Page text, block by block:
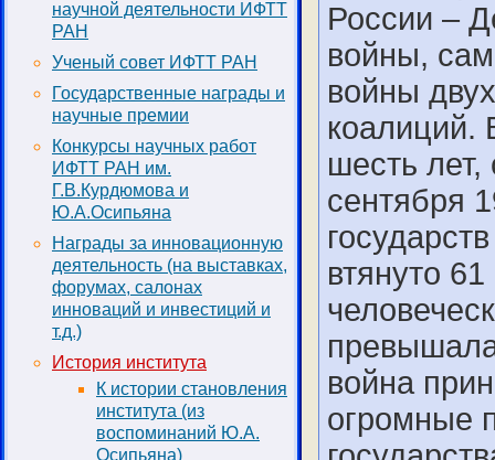
научной деятельности ИФТТ
РАН
Ученый совет ИФТТ РАН
Государственные награды и
научные премии
Конкурсы научных работ
ИФТТ РАН им.
Г.В.Курдюмова и
Ю.А.Осипьяна
Награды за инновационную
деятельность (на выставках,
форумах, салонах
инноваций и инвестиций и
т.д.)
История института
К истории становления
института (из
воспоминаний Ю.А.
Осипьяна)
России –
войны,
войны
коалиций.
шесть лет,
сентября
втянуто
война
огромные